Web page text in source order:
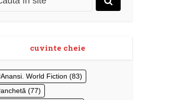
cuvinte cheie
Anansi. World Fiction (83)
anchetă (77)